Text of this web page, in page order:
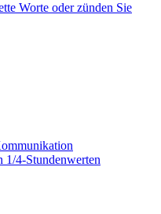
Worte oder zünden Sie
1/4-Stundenwerten